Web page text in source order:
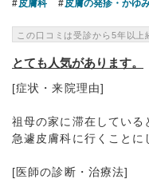
皮膚科 皮膚の発疹・かゆ
この口コミは受診から5年以上
とても人気があります。
[症状・来院理由]
祖母の家に滞在してい
急遽皮膚科に行くことに
[医師の診断・治療法]